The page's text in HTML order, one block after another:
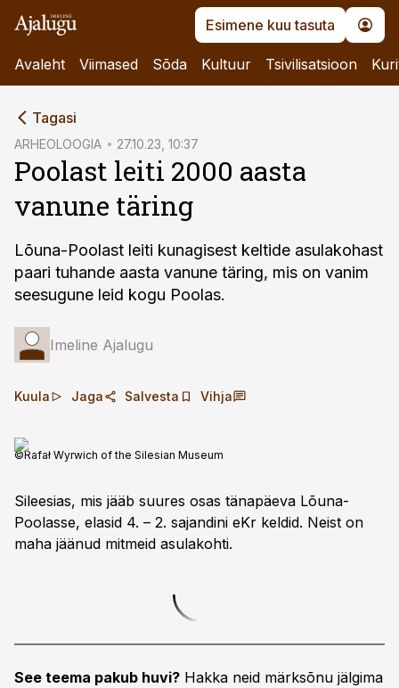
Esimene kuu tasuta
Avaleht Viimased Sõda Kultuur Tsivilisatsioon
Tagasi
ARHEOLOOGIA 27.10.23, 10:37
Poolast leiti 2000 aasta
vanune täring
Lõuna-Poolast leiti kunagisest keltide asulakohast
paari tuhande aasta vanune täring, mis on vanim
seesugune leid kogu Poolas.
Imeline Ajalugu
Kuula Jaga Salvesta Vihja
©Rafał Wyrwich of the Silesian Museum
Sileesias, mis jääb suures osas tänapäeva Lõuna-
Poolasse, elasid 4. – 2. sajandini eKr keldid. Neist on
maha jäänud mitmeid asulakohti.
See teema pakub huvi? Hakka neid märksõnu jälgima